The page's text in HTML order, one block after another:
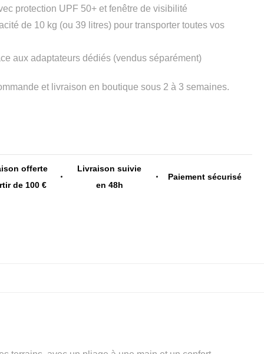
protection UPF 50+ et fenêtre de visibilité
de 10 kg (ou 39 litres) pour transporter toutes vos
aux adaptateurs dédiés (vendus séparément)
et livraison en boutique sous 2 à 3 semaines.
offerte
de 100 €
Livraison suivie
en 48h
Paiement sécurisé